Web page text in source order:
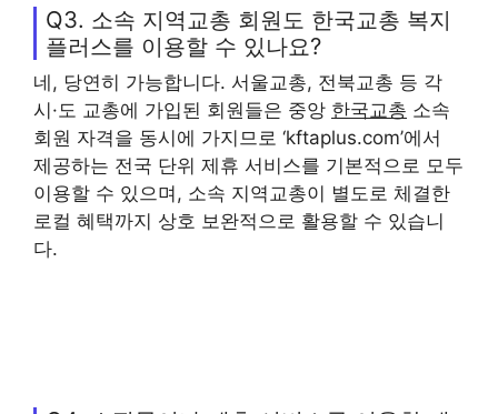
Q3. 소속 지역교총 회원도 한국교총 복지
플러스를 이용할 수 있나요?
네, 당연히 가능합니다. 서울교총, 전북교총 등 각
시·도 교총에 가입된 회원들은 중앙 한국교총 소속
회원 자격을 동시에 가지므로 ‘kftaplus.com’에서
제공하는 전국 단위 제휴 서비스를 기본적으로 모두
이용할 수 있으며, 소속 지역교총이 별도로 체결한
로컬 혜택까지 상호 보완적으로 활용할 수 있습니
다.